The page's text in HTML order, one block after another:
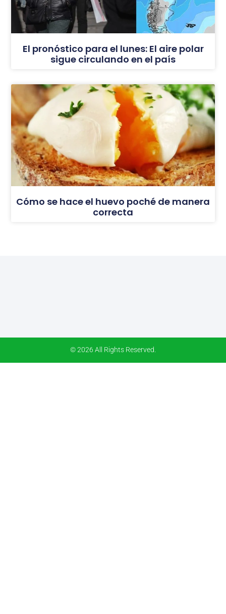
El pronóstico para el lunes: El aire polar
sigue circulando en el país
Cómo se hace el huevo poché de manera
correcta
© 2026 All Rights Reserved.